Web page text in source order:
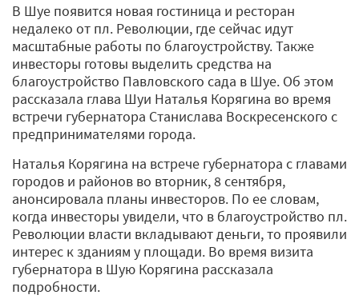
В Шуе появится новая гостиница и ресторан
недалеко от пл. Революции, где сейчас идут
масштабные работы по благоустройству. Также
инвесторы готовы выделить средства на
благоустройство Павловского сада в Шуе. Об этом
рассказала глава Шуи Наталья Корягина во время
встречи губернатора Станислава Воскресенского с
предпринимателями города.
Наталья Корягина на встрече губернатора с главами
городов и районов во вторник, 8 сентября,
анонсировала планы инвесторов. По ее словам,
когда инвесторы увидели, что в благоустройство пл.
Революции власти вкладывают деньги, то проявили
интерес к зданиям у площади. Во время визита
губернатора в Шую Корягина рассказала
подробности.